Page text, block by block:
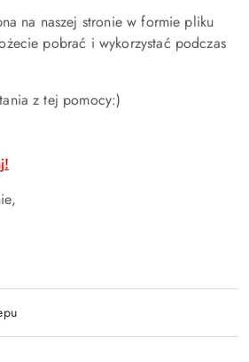
na naszej stronie w formie pliku
pobrać i wykorzystać podczas
z tej pomocy:)